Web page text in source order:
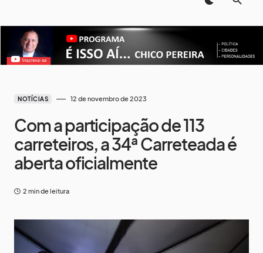
NOTÍCIAS 12 de novembro de 2023
Com a participação de 113
carreteiros, a 34ª Carreteada é
aberta oficialmente
2 min de leitura